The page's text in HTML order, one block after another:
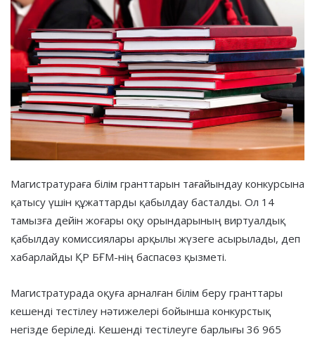
Магистратураға білім гранттарын тағайындау конкурсына
қатысу үшін құжаттарды қабылдау басталды. Ол 14
тамызға дейін жоғары оқу орындарының виртуалдық
қабылдау комиссиялары арқылы жүзеге асырылады, деп
хабарлайды ҚР БҒМ-нің баспасөз қызметі.
Магистратурада оқуға арналған білім беру гранттары
кешенді тестілеу нәтижелері бойынша конкурстық
негізде беріледі. Кешенді тестілеуге барлығы 36 965